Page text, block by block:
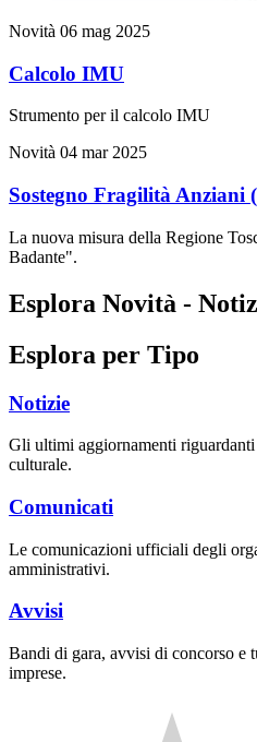
Novità 06 mag 2025
Calcolo IMU
Strumento per il calcolo IMU
Novità 04 mar 2025
Sostegno Fragilità Anziani
La nuova misura della Regione
Badante".
Esplora Novità -
Esplora per Tipo
Notizie
Gli ultimi aggiornamenti
culturale.
Comunicati
Le comunicazioni ufficiali degli
amministrativi.
Avvisi
Bandi di gara, avvisi di concorso e
imprese.